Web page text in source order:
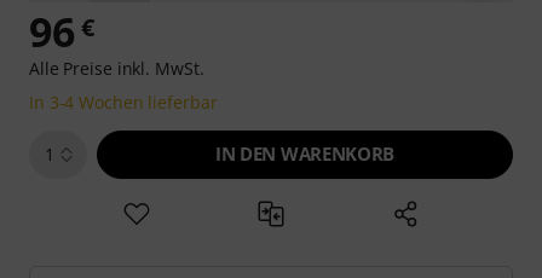
96 €
Alle Preise inkl. MwSt.
In 3-4 Wochen lieferbar
1 IN DEN WARENKORB